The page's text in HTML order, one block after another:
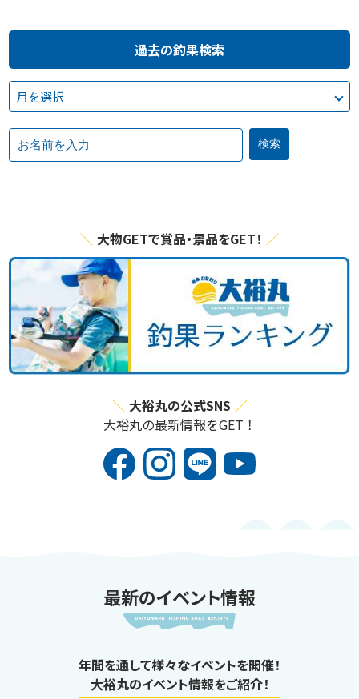
過去の釣果検索
大物GETで賞品・景品をGET！
大裕丸の公式SNS
大裕丸の最新情報をGET！
最新のイベント情報
年間を通して様々なイベントを開催！
大裕丸のイベント情報をご紹介！